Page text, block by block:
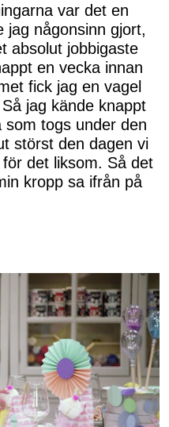
var det en
jag någonsinn gjort,
absolut jobbigaste
en vecka innan
fick jag en vagel
jag kände knappt
som togs under den
störst den dagen vi
det liksom. Så det
kropp sa ifrån på